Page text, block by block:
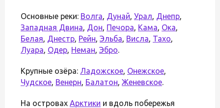
Основные реки: Волга, Дунай, Урал, Днепр,
Западная Двина, Дон, Печора, Кама, Ока,
Белая, Днестр, Рейн, Эльба, Висла, Тахо,
Луара, Одер, Неман, Эбро.
Крупные озёра: Ладожское, Онежское,
Чудское, Венерн, Балатон, Женевское.
На островах Арктики и вдоль побережья